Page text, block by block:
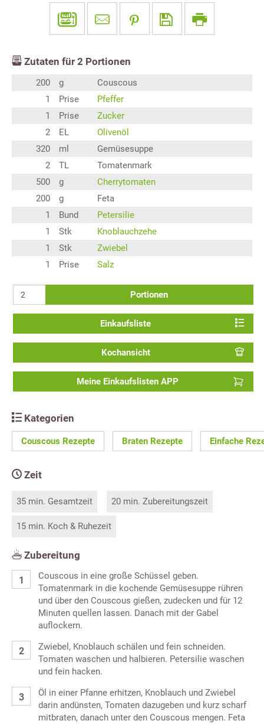
Zutaten für 2 Portionen
200 g
Couscous
1
Prise
Pfeffer
1
Prise
Zucker
2
EL
Olivenöl
320
ml
Gemüsesuppe
2
TL
Tomatenmark
500
g
Cherrytomaten
200
g
Feta
1
Bund
Petersilie
1
Stk
Knoblauchzehe
1
Stk
Zwiebel
1
Prise Salz
Portionen
Einkaufsliste
Kochansicht
Meine Einkaufslisten APP
Kategorien
Couscous Rezepte Braten Rezepte Einfache
Zeit
35 min. Gesamtzeit 20 min. Zubereitungszeit
15 min. Koch & Ruhezeit
Zubereitung
Couscous in eine große Schüssel geben.
Tomatenmark in die kochende Gemüsesuppe rühren
und über den Couscous gießen, zudecken und für 12
Minuten quellen lassen. Danach mit der Gabel
auflockern.
Zwiebel, Knoblauch schälen und fein schneiden.
Tomaten waschen und halbieren. Petersilie waschen
und fein hacken.
Öl in einer Pfanne erhitzen, Knoblauch und Zwiebel
darin andünsten, Tomaten dazugeben und kurz scharf
mitbraten, danach unter den Couscous mengen. Feta